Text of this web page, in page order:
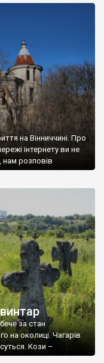
на Вінниччині. Про
інтернету ви не
нам розповів
вразив не лише
за стан
на околиці. Чагарів
Кози –
кладовищ,